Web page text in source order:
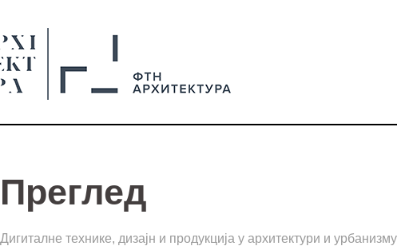
Преглед
Дигиталне технике, дизајн и продукција у архитектури и урбанизму